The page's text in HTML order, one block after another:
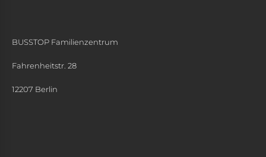
BUSSTOP Familienzentrum
Fahrenheitstr. 28
12207 Berlin